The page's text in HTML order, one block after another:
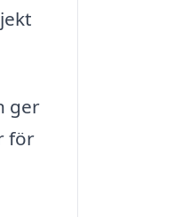
ger
för